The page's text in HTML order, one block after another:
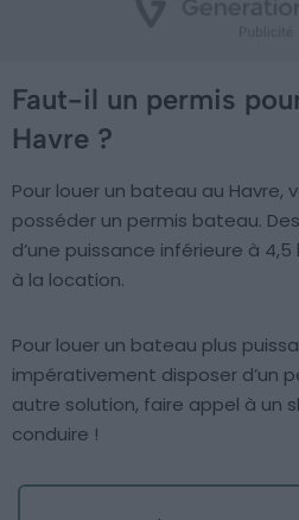
Faut-il un permis
Havre ?
Pour louer un bateau au Havre,
posséder un permis bateau.
d’une puissance inférieure à
à la location.
Pour louer un bateau plus
impérativement disposer d’un
autre solution, faire appel à un
conduire !